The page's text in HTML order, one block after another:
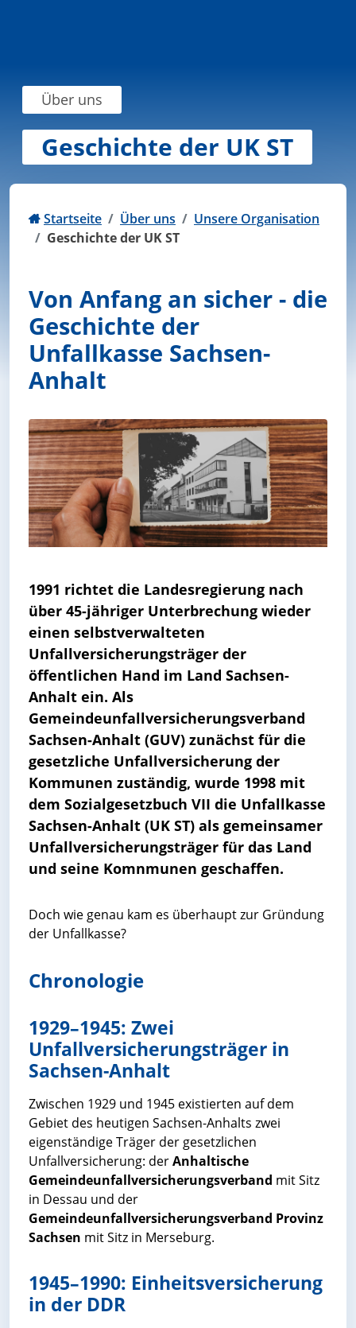
Über uns
Geschichte der UK ST
Startseite Über uns
Unsere Organisation
Geschichte der UK ST
Von Anfang an sicher - die
Geschichte der
Unfallkasse Sachsen-
Anhalt
1991 richtet die Landesregierung nach
über 45-jähriger Unterbrechung wieder
einen selbstverwalteten
Unfallversicherungsträger der
öffentlichen Hand im Land Sachsen-
Anhalt ein. Als
Gemeindeunfallversicherungsverband
Sachsen-Anhalt (GUV) zunächst für die
gesetzliche Unfallversicherung der
Kommunen zuständig, wurde 1998 mit
dem Sozialgesetzbuch VII die Unfallkasse
Sachsen-Anhalt (UK ST) als gemeinsamer
Unfallversicherungsträger für das Land
und seine Komnmunen geschaffen.
Doch wie genau kam es überhaupt zur Gründung
der Unfallkasse?
Chronologie
1929–1945: Zwei
Unfallversicherungsträger in
Sachsen-Anhalt
Zwischen 1929 und 1945 existierten auf dem
Gebiet des heutigen Sachsen-Anhalts zwei
eigenständige Träger der gesetzlichen
Unfallversicherung: derAnhaltische
Gemeindeunfallversicherungsverband mit Sitz
in Dessau und der
Gemeindeunfallversicherungsverband Provinz
Sachsen mit Sitz in Merseburg.
1945–1990: Einheitsversicherung
in der DDR